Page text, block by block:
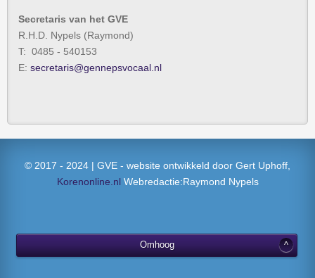
Secretaris van het GVE
R.H.D. Nypels (Raymond)
T: 0485 - 540153
E: secretaris@gennepsvocaal.nl
© 2017 - 2024 | GVE - website ontwikkeld door Gert Uphoff,
Korenonline.nl Webredactie:Raymond Nypels
Omhoog